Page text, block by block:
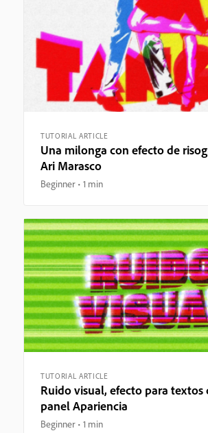
TUTORIAL ARTICLE
Una milonga con efecto de
Ari Marasco
Beginner 1 min
TUTORIAL ARTICLE
Ruido visual, efecto para textos
panel Apariencia
Beginner 1 min